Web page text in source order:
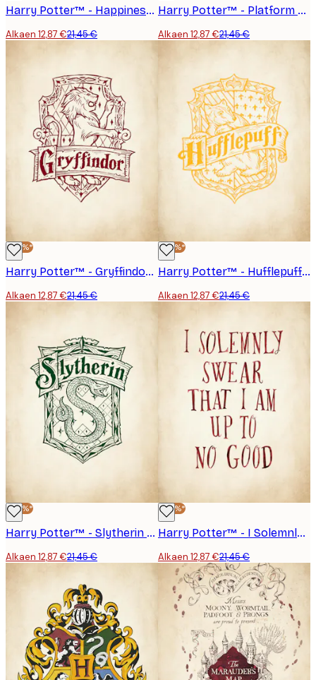
Harry Potter™ - Happiness Can Be Found Juliste
Alkaen 12,87 €21,45 €
Harry Potter™ - Platform 9 3/4 Juliste
Alkaen 12,87 €21,45 €
-40%*
Harry Potter™ - Gryffindor Juliste
Alkaen 12,87 €21,45 €
-40%*
Harry Potter™ - Hufflepuff Juliste
Alkaen 12,87 €21,45 €
-40%*
Harry Potter™ - Slytherin Juliste
Alkaen 12,87 €21,45 €
-40%*
Harry Potter™ - I Solemnly Swear Juliste
Alkaen 12,87 €21,45 €